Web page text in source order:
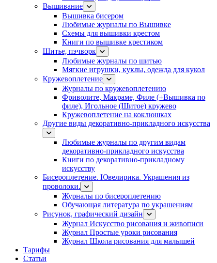
Вышивание
Вышивка бисером
Любимые журналы по Вышивке
Схемы для вышивки крестом
Книги по вышивке крестиком
Шитье, пэчворк
Любимые журналы по шитью
Мягкие игрушки, куклы, одежда для кукол
Кружевоплетение
Журналы по кружевоплетению
Фриволите, Макраме, Филе (+Вышивка по
филе), Игольное (Шитое) кружево
Кружевоплетение на коклюшках
Другие виды декоративно-прикладного искусства
Любимые журналы по другим видам
декоративно-прикладного искусства
Книги по декоративно-прикладному
искусству
Бисероплетение. Ювелирика. Украшения из
проволоки.
Журналы по бисероплетению
Обучающая литература по украшениям
Рисунок, графический дизайн
Журнал Искусство рисования и живописи
Журнал Простые уроки рисования
Журнал Школа рисования для малышей
Тарифы
Статьи